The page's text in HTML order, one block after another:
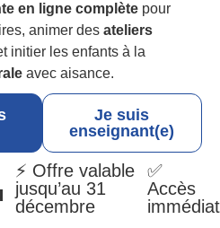
en ligne complètepour
animer des ateliers
initier les enfants à la
avec aisance.
Je suis
enseignant(e)
⚡ Offre valable
jusqu’au 31
décembre
✅
Accès
immédiat